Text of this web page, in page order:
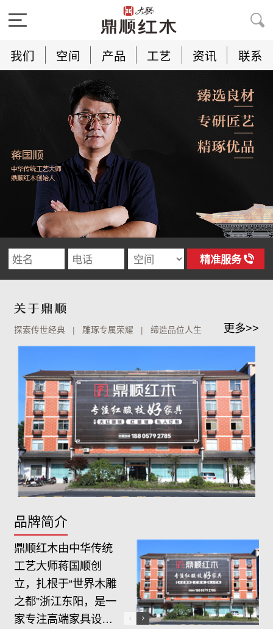
我们 空间 产品 工艺 资讯 联系
探索传世经典 | 雕琢专属荣耀 | 缔造品位人生 更多>>
品牌简介
鼎顺红木由中华传统
工艺大师蒋国顺创
立，扎根于“世界木雕
之都”浙江东阳，是一
家专注高端家具设